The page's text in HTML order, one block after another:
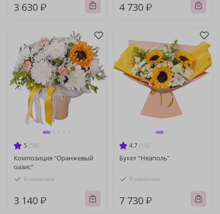
3 630 ₽ 4 730 ₽
5 (58)
Композиция "Оранжевый
оазис"
В наличии
3 140 ₽
4.7 (16)
Букет "Неаполь"
В наличии
7 730 ₽